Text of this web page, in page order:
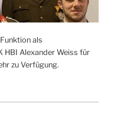
als
Alexander Weiss für
zu Verfügung.